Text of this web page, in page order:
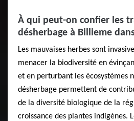
À qui peut-on confier les
désherbage à Billieme
Les mauvaises herbes sont
menacer la biodiversité en
et en perturbant les écosystèmes
désherbage permettent de
de la diversité biologique de la
croissance des plantes indigènes.